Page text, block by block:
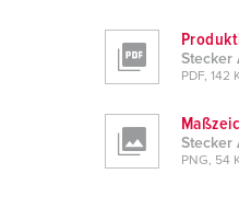
Stecker
PDF, 142
Stecker
PNG, 54